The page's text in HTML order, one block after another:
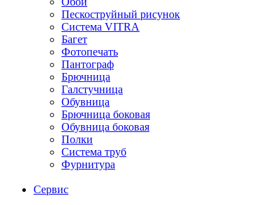
Пескоструйный рисунок
Система VITRA
Багет
Фотопечать
Пантограф
Брючница
Галстучница
Обувница
Брючница боковая
Обувница боковая
Полки
Система труб
Фурнитура
Сервис